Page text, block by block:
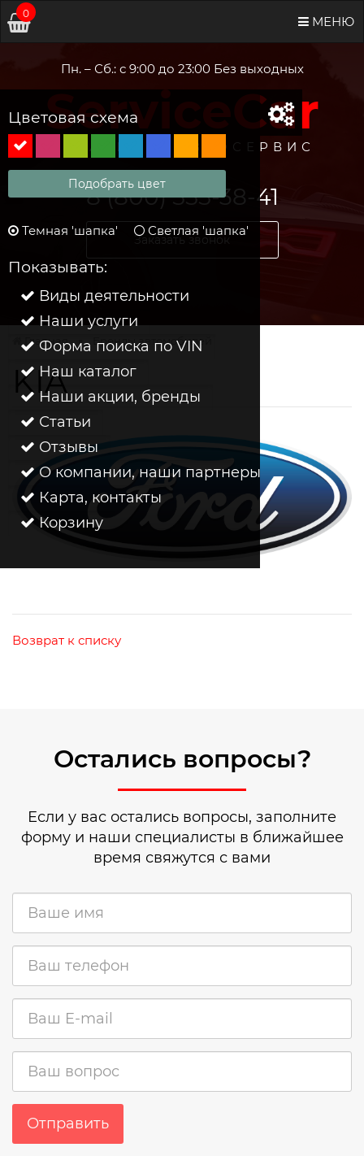
Цветовая схема
Подобрать цвет
Темная 'шапка' Светлая 'шапка'
Показывать:
Виды деятельности
Наши услуги
Форма поиска по VIN
Наш каталог
Наши акции, бренды
Статьи
Отзывы
О компании, наши партнеры
Карта, контакты
Корзину
МЕНЮ
0
Пн. – Сб.: с 9:00 до 23:00 Без выходных
ServiceCar
МАГАЗИН И АВТОСЕРВИС
8 (800) 555-38-41
Заказать звонок
Главная Бренды автомобилей
KIA
Возврат к списку
Остались вопросы?
Если у вас остались вопросы, заполните
форму и наши специалисты в ближайшее
время свяжутся с вами
Отправить